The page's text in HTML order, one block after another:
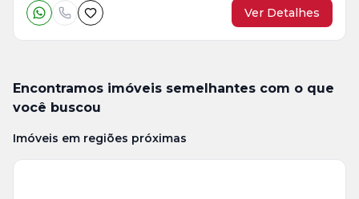
Ver Detalhes
Encontramos imóveis semelhantes com o que
você buscou
Imóveis em regiões próximas